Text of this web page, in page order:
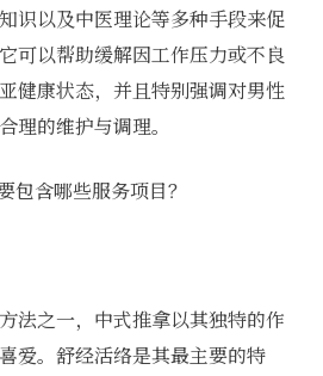
识以及中医理论等多种手段来促
可以帮助缓解因工作压力或不良
健康状态，并且特别强调对男性
理的维护与调理。
包含哪些服务项目？
法之一，中式推拿以其独特的作
爱。舒经活络是其最主要的特